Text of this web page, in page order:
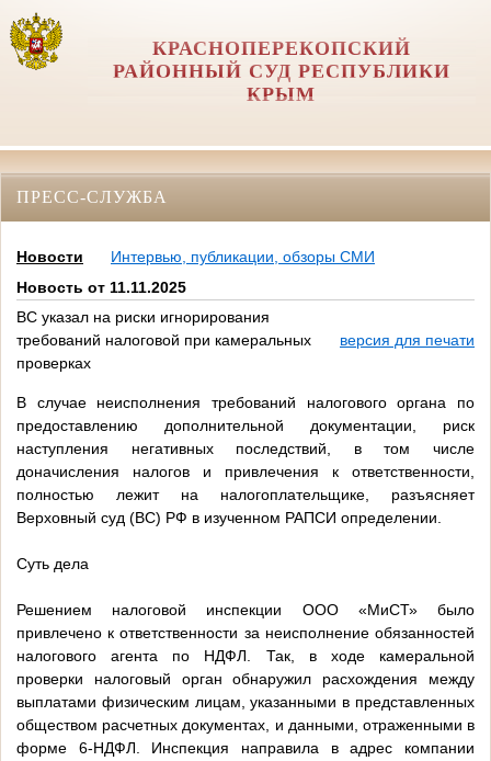
КРАСНОПЕРЕКОПСКИЙ
РАЙОННЫЙ СУД РЕСПУБЛИКИ
КРЫМ
ПРЕСС-СЛУЖБА
Новости
Интервью, публикации, обзоры СМИ
Новость от 11.11.2025
ВС указал на риски игнорирования
требований налоговой при камеральных
проверках
версия для печати
В случае неисполнения требований налогового органа по
предоставлению дополнительной документации, риск
наступления негативных последствий, в том числе
доначисления налогов и привлечения к ответственности,
полностью лежит на налогоплательщике, разъясняет
Верховный суд (ВС) РФ в изученном РАПСИ определении.
Суть дела
Решением налоговой инспекции ООО «МиСТ» было
привлечено к ответственности за неисполнение обязанностей
налогового агента по НДФЛ. Так, в ходе камеральной
проверки налоговый орган обнаружил расхождения между
выплатами физическим лицам, указанными в представленных
обществом расчетных документах, и данными, отраженными в
форме 6-НДФЛ. Инспекция направила в адрес компании